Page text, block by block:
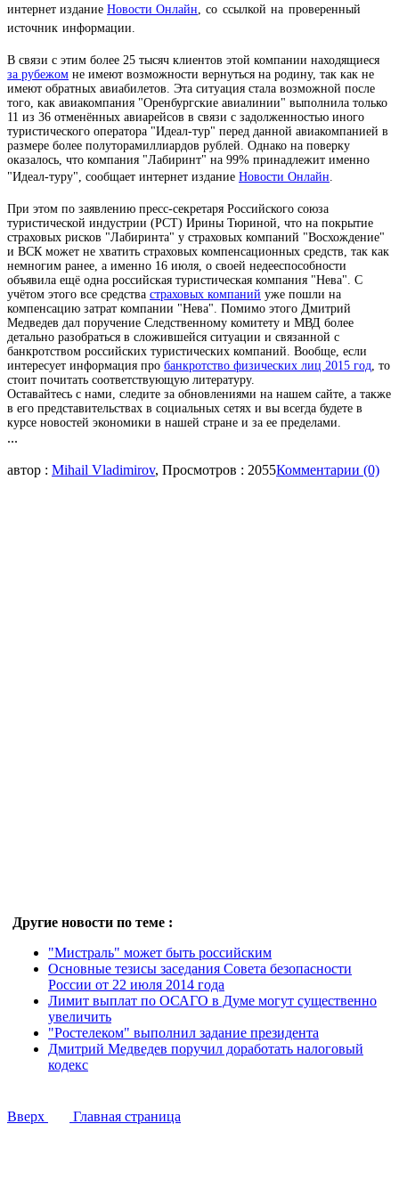
интернет издание Новости Онлайн, со ссылкой на проверенный
источник информации.
В связи с этим более 25 тысяч клиентов этой компании находящиеся
за рубежом не имеют возможности вернуться на родину, так как не
имеют обратных авиабилетов. Эта ситуация стала возможной после
того, как авиакомпания "Оренбургские авиалинии" выполнила только
11 из 36 отменённых авиарейсов в связи с задолженностью иного
туристического оператора "Идеал-тур" перед данной авиакомпанией в
размере более полуторамиллиардов рублей. Однако на поверку
оказалось, что компания "Лабиринт" на 99% принадлежит именно
"Идеал-туру", сообщает интернет издание Новости Онлайн.
При этом по заявлению пресс-секретаря Российского союза
туристической индустрии (РСТ) Ирины Тюриной, что на покрытие
страховых рисков "Лабиринта" у страховых компаний "Восхождение"
и ВСК может не хватить страховых компенсационных средств, так как
немногим ранее, а именно 16 июля, о своей недееспособности
объявила ещё одна российская туристическая компания "Нева". С
учётом этого все средства страховых компаний уже пошли на
компенсацию затрат компании "Нева". Помимо этого Дмитрий
Медведев дал поручение Следственному комитету и МВД более
детально разобраться в сложившейся ситуации и связанной с
банкротством российских туристических компаний. Вообще, если
интересует информация про банкротство физических лиц 2015 год, то
стоит почитать соответствующую литературу.
Оставайтесь с нами, следите за обновлениями на нашем сайте, а также
в его представительствах в социальных сетях и вы всегда будете в
курсе новостей экономики в нашей стране и за ее пределами.
...
автор : Mihail Vladimirov, Просмотров : 2055Комментарии (0)
Другие новости по теме :
"Мистраль" может быть российским
Основные тезисы заседания Совета безопасности
России от 22 июля 2014 года
Лимит выплат по ОСАГО в Думе могут существенно
увеличить
"Ростелеком" выполнил задание президента
Дмитрий Медведев поручил доработать налоговый
кодекс
Вверх Главная страница